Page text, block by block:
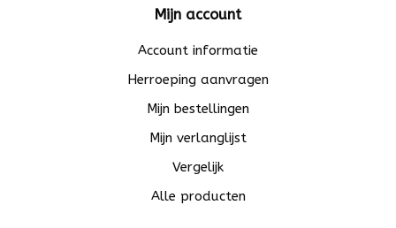
Mijn account
Account informatie
Herroeping aanvragen
Mijn bestellingen
Mijn verlanglijst
Vergelijk
Alle producten